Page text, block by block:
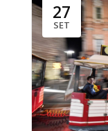
27
SET